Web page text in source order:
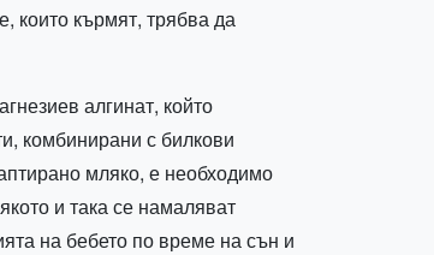
които кърмят, трябва да
алгинат, който
комбинирани с билкови
мляко, е необходимо
и така се намаляват
на бебето по време на сън и